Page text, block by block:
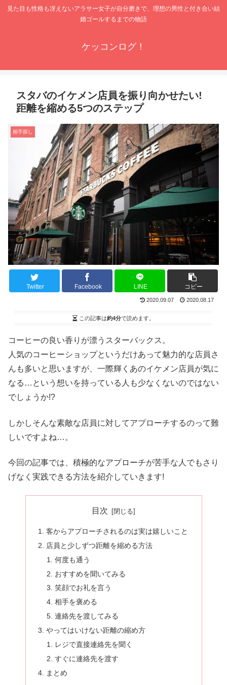
見た目も性格も冴えないアラサー女子が自分磨きで、理想の男性と付き合い結
婚ゴールするまでの物語
ケッコンログ！
スタバのイケメン店員を振り向かせたい!
距離を縮める5つのステップ
相手探し
Twitter Facebook LINE コピー
2020.09.07 2020.08.17
この記事は約4分で読めます。
コーヒーの良い香りが漂うスターバックス。
人気のコーヒーショップというだけあって魅力的な店員さ
んも多いと思いますが、一際輝くあのイケメン店員が気に
なる…という想いを持っている人も少なくないのではない
でしょうか!?
しかしそんな素敵な店員に対してアプローチするのって難
しいですよね…。
今回の記事では、積極的なアプローチが苦手な人でもさり
げなく実践できる方法を紹介していきます!
目次
客からアプローチされるのは実は嬉しいこと
店員と少しずつ距離を縮める方法
何度も通う
おすすめを聞いてみる
笑顔でお礼を言う
相手を褒める
連絡先を渡してみる
やってはいけない距離の縮め方
レジで直接連絡先を聞く
すぐに連絡先を渡す
まとめ